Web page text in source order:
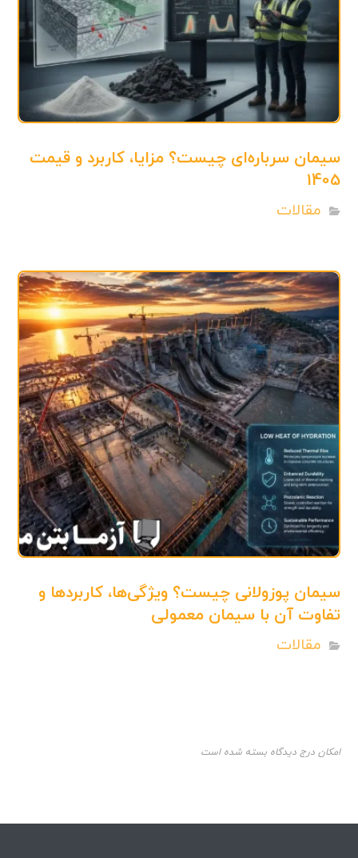
سیمان سرباره‌ای چیست؟ مزایا، کاربرد و قیمت
1405
مقالات
سیمان پوزولانی چیست؟ ویژگی‌ها، کاربردها و
تفاوت آن با سیمان معمولی
مقالات
امکان درج دیدگاه بسته شده است